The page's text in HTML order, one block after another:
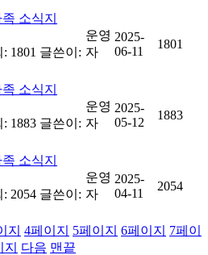
소식지
1801 글쓴이:
운영
자
2025-
06-11
1801
소식지
: 1883 글쓴이:
운영
자
2025-
05-12
1883
소식지
: 2054 글쓴이:
운영
자
2025-
04-11
2054
지 4페이지 5페이지 6페이지 7페이
다음 맨끝